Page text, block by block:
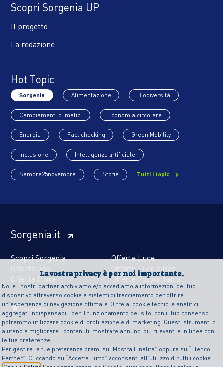
La vostra privacy è per noi importante.
Noi e i nostri partner archiviamo e/o accediamo a informazioni del tuo
dispositivo attraverso cookie e sistemi di tracciamento per offrire
un’esperienza di navigazione ottimale. Oltre ai cookie tecnici e analitici
aggregati indispensabili per il funzionamento del sito, con il tuo consenso
potremmo utilizzare cookie di profilazione e di marketing. Questi strumenti ci
aiutano a migliorare i contenuti, mostrare annunci più rilevanti e in linea con
le tue preferenze
Per gestire le tue preferenze premi su “Mostra Finalità” oppure su “Elenco
Partner”. Cliccando su “Accetta Tutto” acconsenti all’utilizzo di tutti i cookie
Scopri Sorgenia UP
Il progetto
La redazione
Hot Topic
Sorgenia Alimentazione Biodiversità
Cambiamenti climatici Economia circolare
Energia Fact checking Green Mobility
Inclusione Intelligenza artificiale
Sempre25novembre Storie Tutti i topic
Sorgenia.it
Scopri Sorgenia
Offerte Luce
Offerte Gas
Offerte Luce e Gas
Offerte Fibra
Offerte Fotovoltaico